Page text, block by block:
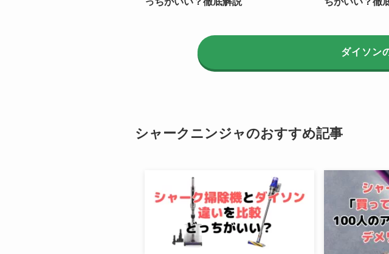
ダイソン
シャークニンジャのおすすめ記事